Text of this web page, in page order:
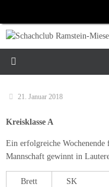
springen
21. Januar 2018
Kreisklasse A
Ein erfolgreiche Wochenende
Mannschaft gewinnt in
Brett
SK